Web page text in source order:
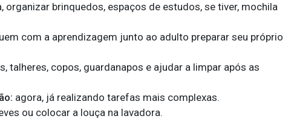
organizar brinquedos, espaços de estudos, se tiver, mochila
com a aprendizagem junto ao adulto preparar seu próprio
talheres, copos, guardanapos e ajudar a limpar após as
agora, já realizando tarefas mais complexas.
ou colocar a louça na lavadora.